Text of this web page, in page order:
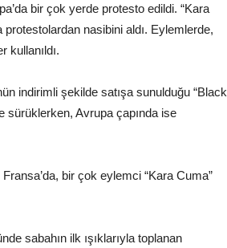
bir çok yerde protesto edildi. “Kara
nasibini aldı. Eylemlerde,
kullanıldı.
indirimli şekilde satışa sunulduğu “Black
sürüklerken, Avrupa çapında ise
bir çok eylemci “Kara Cuma”
sabahın ilk ışıklarıyla toplanan